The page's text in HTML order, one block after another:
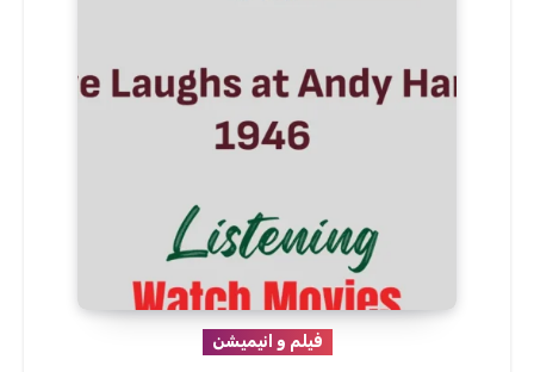
فیلم و انیمیشن